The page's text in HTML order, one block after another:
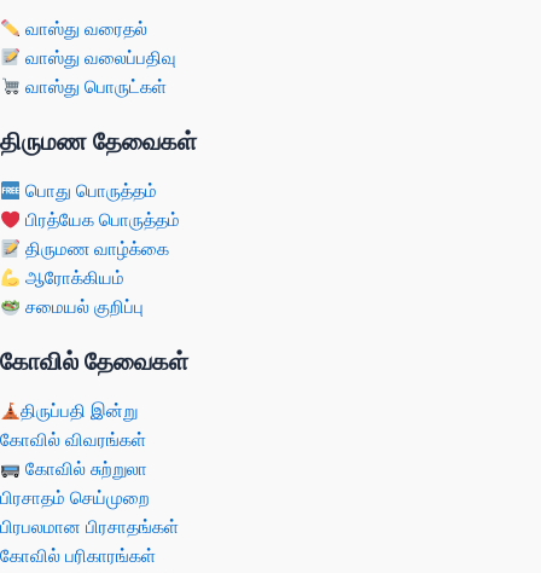
வாஸ்து வரைதல்
வாஸ்து வலைப்பதிவு
வாஸ்து பொருட்கள்
திருமண தேவைகள்
பொது பொருத்தம்
பிரத்யேக பொருத்தம்
திருமண வாழ்க்கை
ஆரோக்கியம்
சமையல் குறிப்பு
கோவில் தேவைகள்
திருப்பதி இன்று
கோவில் விவரங்கள்
கோவில் சுற்றுலா
பிரசாதம் செய்முறை
பிரபலமான பிரசாதங்கள்
கோவில் பரிகாரங்கள்